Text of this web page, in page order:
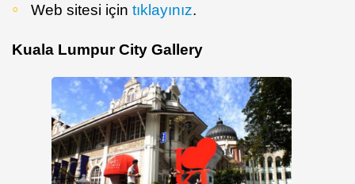
Web sitesi için tıklayınız.
Kuala Lumpur City Gallery